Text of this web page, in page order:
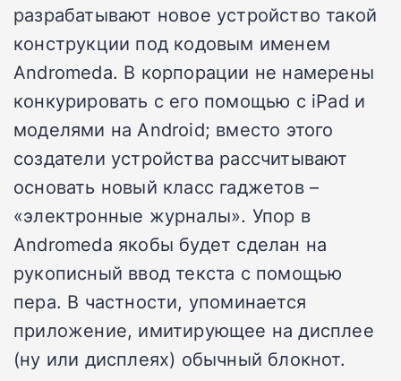
разрабатывают новое устройство такой
конструкции под кодовым именем
Andromeda. В корпорации не намерены
конкурировать с его помощью с iPad и
моделями на Android; вместо этого
создатели устройства рассчитывают
основать новый класс гаджетов –
«электронные журналы». Упор в
Andromeda якобы будет сделан на
рукописный ввод текста с помощью
пера. В частности, упоминается
приложение, имитирующее на дисплее
(ну или дисплеях) обычный блокнот.